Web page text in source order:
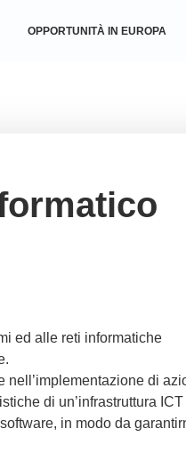
OPPORTUNITÀ IN EUROPA
ed alle reti informatiche
nell’implementazione di
di un’infrastruttura ICT
in modo da